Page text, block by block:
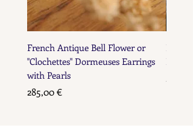
French Antique Bell Flower or
"Clochettes" Dormeuses Earrings
with Pearls
Prix
285,00 €